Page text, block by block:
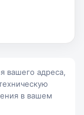
вашего адреса,
в вашем